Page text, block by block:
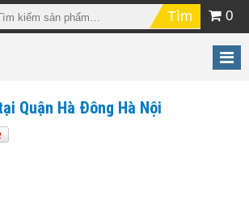
0
Quận Hà Đông Hà Nội